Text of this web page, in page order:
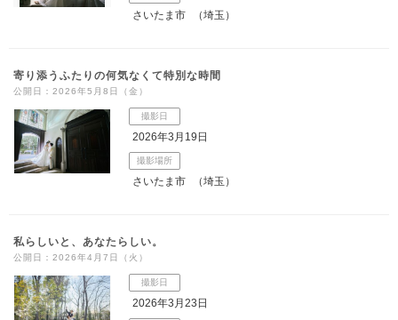
さいたま市 （埼玉）
寄り添うふたりの何気なくて特別な時間
公開日：2026年5月8日（金）
撮影日
2026年3月19日
撮影場所
さいたま市 （埼玉）
私らしいと、あなたらしい。
公開日：2026年4月7日（火）
撮影日
2026年3月23日